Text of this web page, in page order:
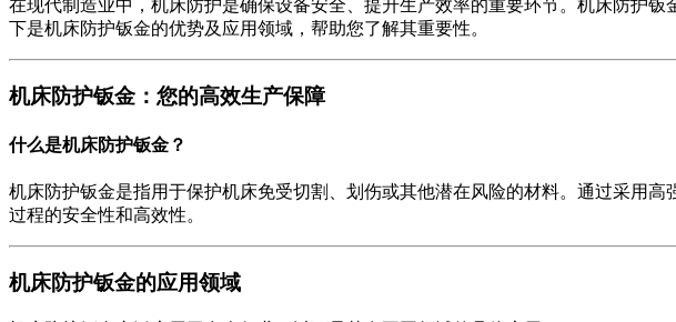
在现代制造业中，机床防护是确保设备安全、提升生产效率的重要环节。机床防护
下是机床防护钣金的优势及应用领域，帮助您了解其重要性。
机床防护钣金：您的高效生产保障
什么是机床防护钣金？
机床防护钣金是指用于保护机床免受切割、划伤或其他潜在风险的材料。通过采用高
过程的安全性和高效性。
机床防护钣金的应用领域